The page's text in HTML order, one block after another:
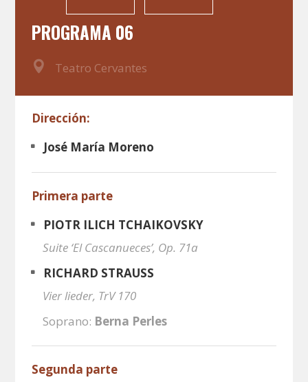
PROGRAMA 06
Teatro Cervantes
Dirección:
José María Moreno
Primera parte
PIOTR ILICH TCHAIKOVSKY
Suite ‘El Cascanueces’, Op. 71a
RICHARD STRAUSS
Vier lieder, TrV 170
Soprano: Berna Perles
Segunda parte